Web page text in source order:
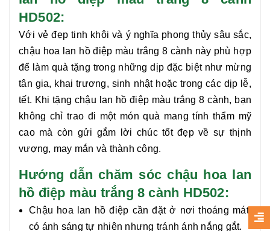
HD502:
Với vẻ đẹp tinh khôi và ý nghĩa phong thủy sâu sắc,
chậu hoa lan hồ điệp màu trắng 8 cành này phù hợp
để làm quà tặng trong những dịp đặc biệt như mừng
tân gia, khai trương, sinh nhật hoặc trong các dịp lễ,
tết. Khi tặng chậu lan hồ điệp màu trắng 8 cành, bạn
không chỉ trao đi một món quà mang tính thẩm mỹ
cao mà còn gửi gắm lời chúc tốt đẹp về sự thịnh
vượng, may mắn và thành công.
Hướng dẫn chăm sóc chậu hoa lan
hồ điệp màu trắng 8 cành HD502:
Chậu hoa lan hồ điệp cần đặt ở nơi thoáng mát,
có ánh sáng tự nhiên nhưng tránh ánh nắng gắt.